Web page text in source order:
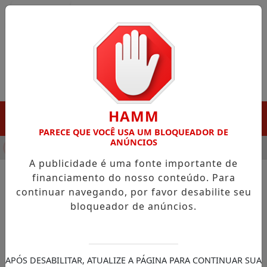
DESTAQUE EM PORTO GRANDE COM ATUAÇÃO VOLTADA
NOTÍCIAS/EDUCAÇÃO
Fies: convocação para vagas
sexta-feira
HAMM
PARECE QUE VOCÊ USA UM BLOQUEADOR DE
ANÚNCIOS
A publicidade é uma fonte importante de
financiamento do nosso conteúdo. Para
continuar navegando, por favor desabilite seu
bloqueador de anúncios.
APÓS DESABILITAR, ATUALIZE A PÁGINA PARA CONTINUAR SUA